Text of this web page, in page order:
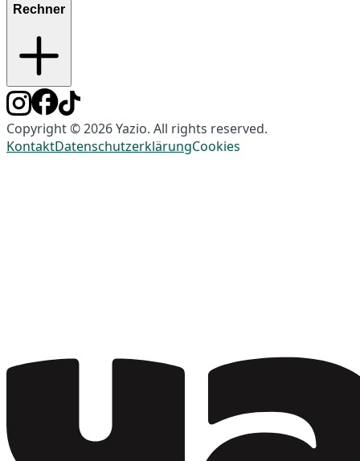
Rechner
Copyright © 2026 Yazio. All rights reserved.
KontaktDatenschutzerklärungCookies